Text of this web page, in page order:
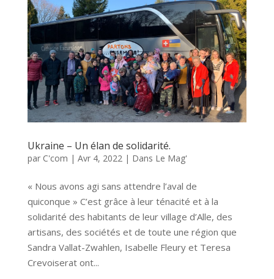
Ukraine – Un élan de solidarité.
par C'com | Avr 4, 2022| Dans Le Mag'
« Nous avons agi sans attendre l’aval de
quiconque » C’est grâce à leur ténacité et à la
solidarité des habitants de leur village d’Alle, des
artisans, des sociétés et de toute une région que
Sandra Vallat-Zwahlen, Isabelle Fleury et Teresa
Crevoiserat ont...